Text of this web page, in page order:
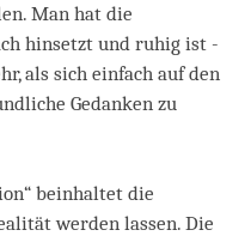
Man hat die
hinsetzt und ruhig ist -
als sich einfach auf den
Gedanken zu
beinhaltet die
werden lassen. Die